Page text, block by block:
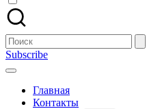
Поиск
для:
Subscribe
Главная
Контакты